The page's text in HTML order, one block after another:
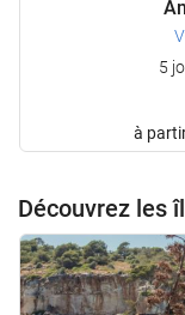
5
à
Découvrez les